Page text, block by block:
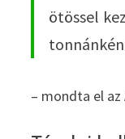
ötössel
– mondta el